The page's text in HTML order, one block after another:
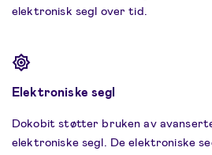
elektronisk segl over tid.
Elektroniske segl
Dokobit støtter bruken av
elektroniske segl. De elektroniske